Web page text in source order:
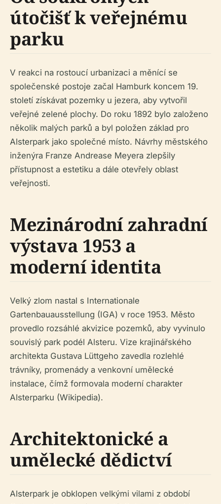
útočišť k veřejnému
parku
V reakci na rostoucí urbanizaci a měnící se
společenské postoje začal Hamburk koncem 19.
století získávat pozemky u jezera, aby vytvořil
veřejné zelené plochy. Do roku 1892 bylo založeno
několik malých parků a byl položen základ pro
Alsterpark jako společné místo. Návrhy městského
inženýra Franze Andrease Meyera zlepšily
přístupnost a estetiku a dále otevřely oblast
veřejnosti.
Mezinárodní zahradní
výstava 1953 a
moderní identita
Velký zlom nastal s Internationale
Gartenbauausstellung (IGA) v roce 1953. Město
provedlo rozsáhlé akvizice pozemků, aby vyvinulo
souvislý park podél Alsteru. Vize krajinářského
architekta Gustava Lüttgeho zavedla rozlehlé
trávníky, promenády a venkovní umělecké
instalace, čímž formovala moderní charakter
Alsterparku (Wikipedia).
Architektonické a
umělecké dědictví
Alsterpark je obklopen velkými vilami z období